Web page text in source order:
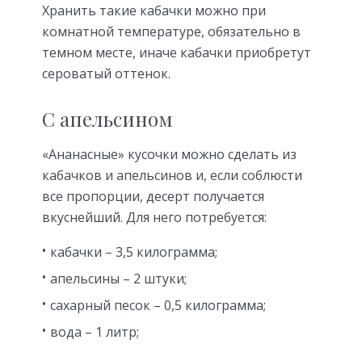
Хранить такие кабачки можно при
комнатной температуре, обязательно в
темном месте, иначе кабачки приобретут
сероватый оттенок.
С апельсином
«Ананасные» кусочки можно сделать из
кабачков и апельсинов и, если соблюсти
все пропорции, десерт получается
вкуснейший. Для него потребуется:
кабачки – 3,5 килограмма;
апельсины – 2 штуки;
сахарный песок – 0,5 килограмма;
вода – 1 литр;